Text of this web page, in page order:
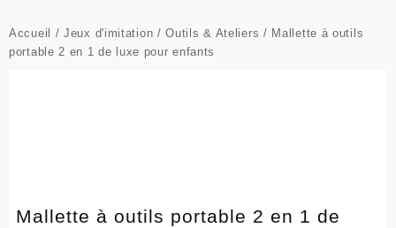
Accueil /Jeux d'imitation /Outils & Ateliers / Mallette à outils
portable 2 en 1 de luxe pour enfants
Mallette à outils portable 2 en 1 de